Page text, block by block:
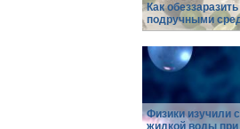
Как
подручными
Физики изучили
жидкой воды при